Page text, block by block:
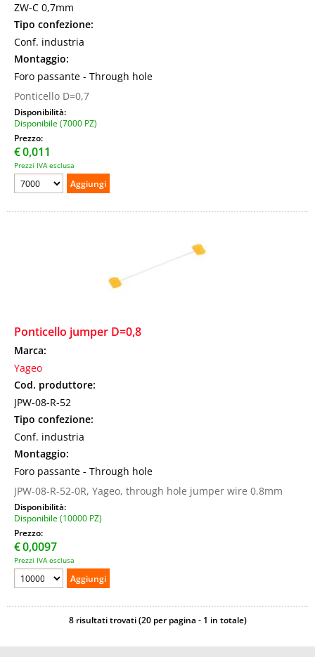
ZW-C 0,7mm
Tipo confezione:
Conf. industria
Montaggio:
Foro passante - Through hole
Ponticello D=0,7
Disponibilità:
Disponibile (7000 PZ)
Prezzo:
€0,011
Prezzi IVA esclusa
Ponticello jumper D=0,8
Marca:
Yageo
Cod. produttore:
JPW-08-R-52
Tipo confezione:
Conf. industria
Montaggio:
Foro passante - Through hole
JPW-08-R-52-0R, Yageo, through hole jumper wire 0.8mm
Disponibilità:
Disponibile (10000 PZ)
Prezzo:
€0,0097
Prezzi IVA esclusa
8 risultati trovati (20 per pagina - 1 in totale)